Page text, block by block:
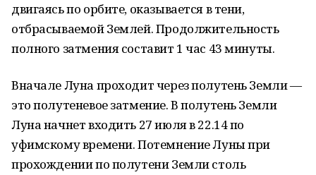
двигаясь по орбите, оказывается в тени,
отбрасываемой Землей. Продолжительность
полного затмения составит 1 час 43 минуты.
Вначале Луна проходит через полутень Земли —
это полутеневое затмение. В полутень Земли
Луна начнет входить 27 июля в 22.14 по
уфимскому времени. Потемнение Луны при
прохождении по полутени Земли столь